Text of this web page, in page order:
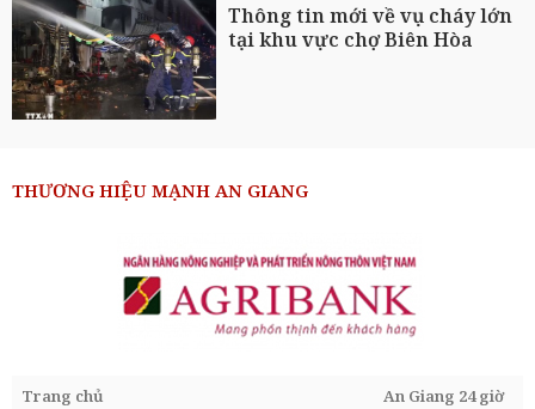
Thông tin mới về vụ cháy lớn
tại khu vực chợ Biên Hòa
THƯƠNG HIỆU MẠNH AN GIANG
Trang chủ
An Giang 24 giờ